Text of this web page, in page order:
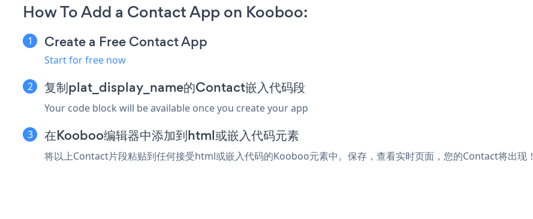
How To Add a Contact App on Kooboo:
Create a Free Contact App
Start for free now
复制plat_display_name的Contact嵌入代码段
Your code block will be available once you create your app
在Kooboo编辑器中添加到html或嵌入代码元素
将以上Contact片段粘贴到任何接受html或嵌入代码的Kooboo元素中。保存，查看实时页面，您的Contact将出现！